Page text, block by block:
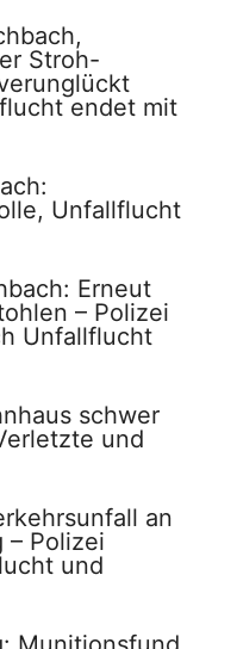
Stroh-
endet mit
Unfallflucht
Erneut
– Polizei
Unfallflucht
schwer
und
an
– Polizei
und